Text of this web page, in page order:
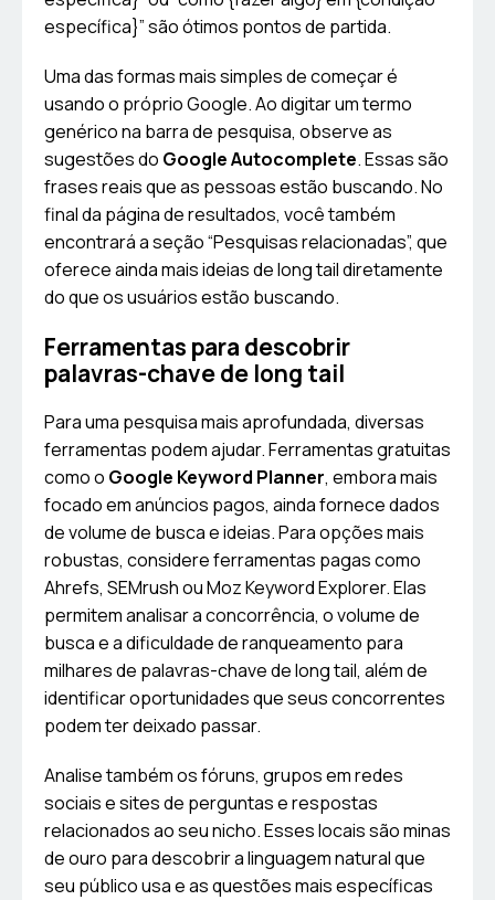
específica}” são ótimos pontos de partida.
Uma das formas mais simples de começar é
usando o próprio Google. Ao digitar um termo
genérico na barra de pesquisa, observe as
sugestões do Google Autocomplete. Essas são
frases reais que as pessoas estão buscando. No
final da página de resultados, você também
encontrará a seção “Pesquisas relacionadas”, que
oferece ainda mais ideias de long tail diretamente
do que os usuários estão buscando.
Ferramentas para descobrir
palavras-chave de long tail
Para uma pesquisa mais aprofundada, diversas
ferramentas podem ajudar. Ferramentas gratuitas
como o Google Keyword Planner, embora mais
focado em anúncios pagos, ainda fornece dados
de volume de busca e ideias. Para opções mais
robustas, considere ferramentas pagas como
Ahrefs, SEMrush ou Moz Keyword Explorer. Elas
permitem analisar a concorrência, o volume de
busca e a dificuldade de ranqueamento para
milhares de palavras-chave de long tail, além de
identificar oportunidades que seus concorrentes
podem ter deixado passar.
Analise também os fóruns, grupos em redes
sociais e sites de perguntas e respostas
relacionados ao seu nicho. Esses locais são minas
de ouro para descobrir a linguagem natural que
seu público usa e as questões mais específicas